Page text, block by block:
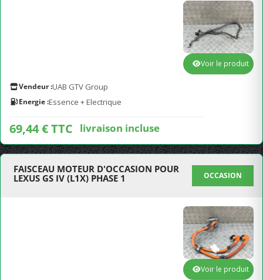
Vendeur :UAB GTV Group
Energie :Essence + Electrique
69,44 € TTC livraison incluse
Voir le produit
FAISCEAU MOTEUR D'OCCASION POUR
LEXUS GS IV (L1X) PHASE 1
OCCASION
Voir le produit